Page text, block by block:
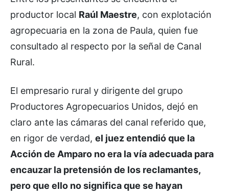
productor local Raúl Maestre, con explotación
agropecuaria en la zona de Paula, quien fue
consultado al respecto por la señal de Canal
Rural.
El empresario rural y dirigente del grupo
Productores Agropecuarios Unidos, dejó en
claro ante las cámaras del canal referido que,
en rigor de verdad, el juez entendió que la
Acción de Amparo no era la vía adecuada para
encauzar la pretensión de los reclamantes,
pero que ello no significa que se hayan